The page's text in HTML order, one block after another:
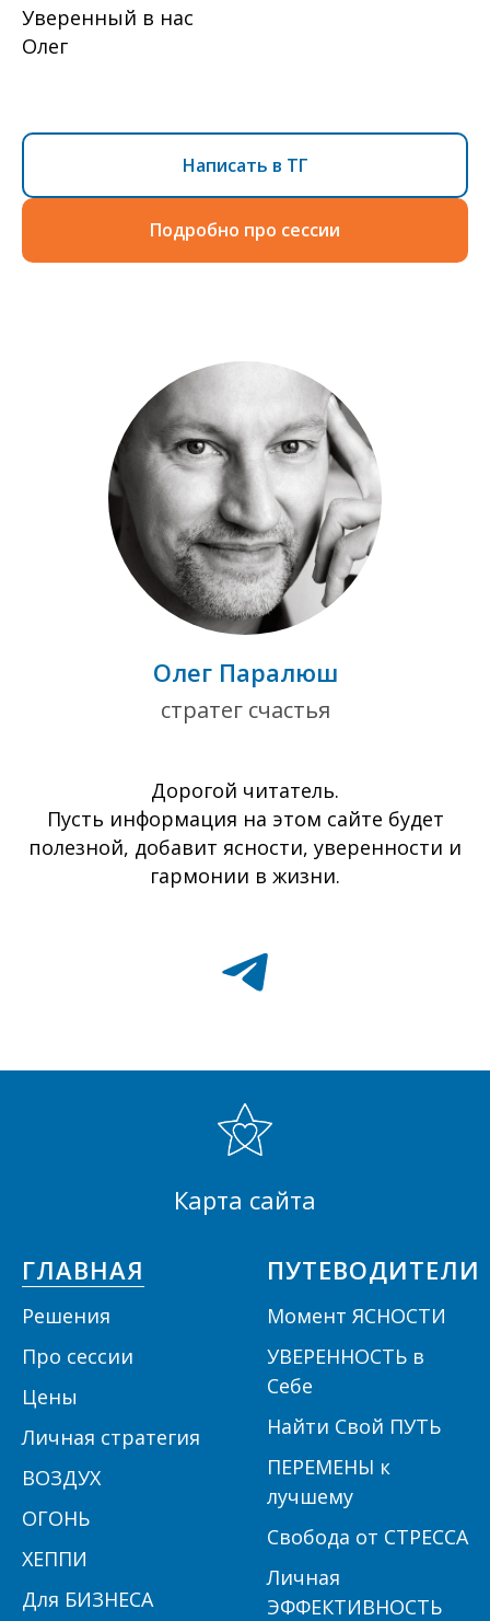
Уверенный в нас
Олег
Написать в ТГ
Подробно про сессии
Олег Паралюш
стратег счастья
Дорогой читатель.
Пусть информация на этом сайте будет
полезной, добавит ясности, уверенности и
гармонии в жизни.
Карта сайта
ГЛАВНАЯ
Решения
Про сессии
Цены
Личная стратегия
ВОЗДУХ
ОГОНЬ
ХЕППИ
Для БИЗНЕСА
ПУТЕВОДИТЕЛИ
Момент ЯСНОСТИ
УВЕРЕННОСТЬ в
Себе
Найти Свой ПУТЬ
ПЕРЕМЕНЫ к
лучшему
Свобода от СТРЕССА
Личная
ЭФФЕКТИВНОСТЬ